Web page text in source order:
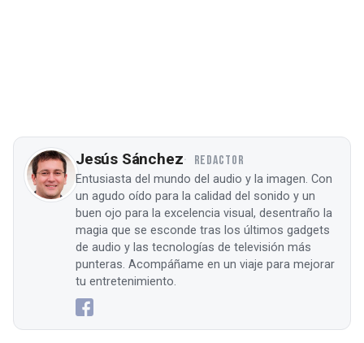
Jesús Sánchez REDACTOR
Entusiasta del mundo del audio y la imagen. Con
un agudo oído para la calidad del sonido y un
buen ojo para la excelencia visual, desentraño la
magia que se esconde tras los últimos gadgets
de audio y las tecnologías de televisión más
punteras. Acompáñame en un viaje para mejorar
tu entretenimiento.